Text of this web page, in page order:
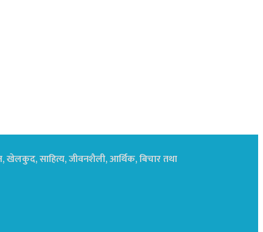
खेलकुद, साहित्य, जीवनशैली, आर्थिक, बिचार तथा